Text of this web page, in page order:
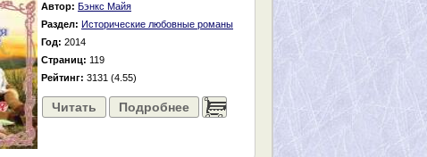
Автор: Бэнкс Майя
Раздел: Исторические любовные романы
Год: 2014
Страниц: 119
Рейтинг: 3131 (4.55)
Читать Подробнее ......